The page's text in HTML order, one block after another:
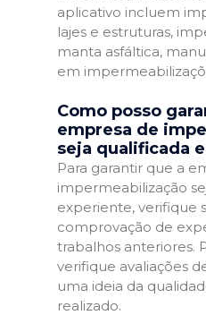
aplicativo incluem
lajes e estruturas,
manta asfáltica,
em
Como posso
empresa de
seja qualificada
Para garantir que a
impermeabilização
experiente, verifique
comprovação de
trabalhos anteriores.
verifique avaliações
uma ideia da
realizado.